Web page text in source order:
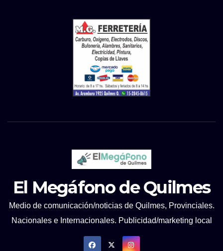
El Megáfono de Quilmes
Medio de comunicación/noticias de Quilmes, Provinciales.
Nacionales e Internacionales. Publicidad/marketing local